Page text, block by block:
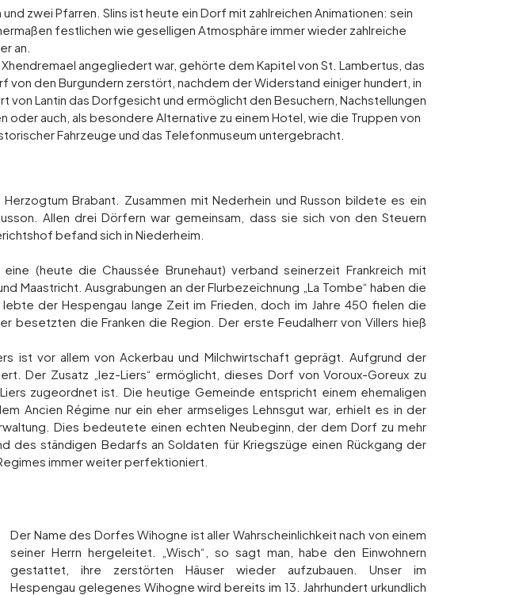
zwei Pfarren. Slins ist heute ein Dorf mit zahlreichen Animationen: sein
festlichen wie geselligen Atmosphäre immer wieder zahlreiche
an.
angegliedert war, gehörte dem Kapitel von St. Lambertus, das
den Burgundern zerstört, nachdem der Widerstand einiger hundert, in
Lantin das Dorfgesicht und ermöglicht den Besuchern, Nachstellungen
auch, als besondere Alternative zu einem Hotel, wie die Truppen von
Fahrzeuge und das Telefonmuseum untergebracht.
Brabant. Zusammen mit Nederhein und Russon bildete es ein
Allen drei Dörfern war gemeinsam, dass sie sich von den Steuern
befand sich in Niederheim.
(heute die Chaussée Brunehaut) verband seinerzeit Frankreich mit
Maastricht. Ausgrabungen an der Flurbezeichnung „La Tombe“ haben die
der Hespengau lange Zeit im Frieden, doch im Jahre 450 fielen die
besetzten die Franken die Region. Der erste Feudalherr von Villers hieß
ist vor allem von Ackerbau und Milchwirtschaft geprägt. Aufgrund der
Der Zusatz „lez-Liers“ ermöglicht, dieses Dorf von Voroux-Goreux zu
zugeordnet ist. Die heutige Gemeinde entspricht einem ehemaligen
Ancien Régime nur ein eher armseliges Lehnsgut war, erhielt es in der
Dies bedeutete einen echten Neubeginn, der dem Dorf zu mehr
des ständigen Bedarfs an Soldaten für Kriegszüge einen Rückgang der
immer weiter perfektioniert.
Der Name des Dorfes Wihogne ist aller Wahrscheinlichkeit nach von einem
seiner Herrn hergeleitet. „Wisch“, so sagt man, habe den Einwohnern
gestattet, ihre zerstörten Häuser wieder aufzubauen. Unser im
Hespengau gelegenes Wihogne wird bereits im 13. Jahrhundert urkundlich